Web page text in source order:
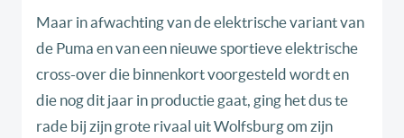
Maar in afwachting van de elektrische variant van
de Puma en van een nieuwe sportieve elektrische
cross-over die binnenkort voorgesteld wordt en
die nog dit jaar in productie gaat, ging het dus te
rade bij zijn grote rivaal uit Wolfsburg om zijn